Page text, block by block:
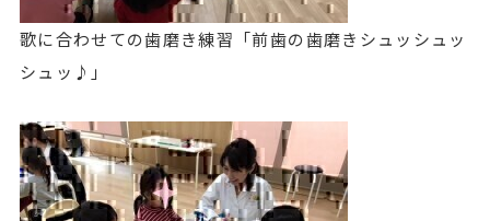
歌に合わせての歯磨き練習「前歯の歯磨きシュッシュッ
シュッ♪」